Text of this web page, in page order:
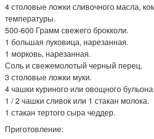
4 столовые ложки сливочного масла,
температуры.
500-600 Грамм свежего брокколи.
1 большая луковица, нарезанная.
1 морковь, нарезанная.
Соль и свежемолотый черный перец.
3 столовые ложки муки.
4 чашки куриного или овощного бульона.
1 / 2 чашки сливок или 1 стакан молока.
1 стакан тертого сыра чеддер.
Приготовление: